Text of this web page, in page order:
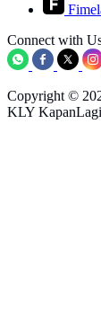
Connect with
Copyright ©
KLY